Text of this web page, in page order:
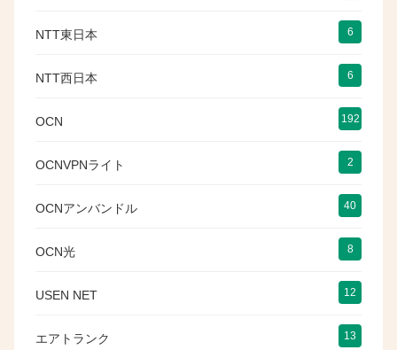
NTT東日本 6
NTT西日本 6
OCN 192
OCNVPNライト 2
OCNアンバンドル 40
OCN光 8
USEN NET 12
エアトランク 13